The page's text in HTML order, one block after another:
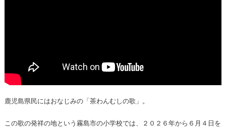
鹿児島県民にはおなじみの「茶わんむしの歌」。
この歌の発祥の地という霧島市の小学校では、２０２６年から６月４日を